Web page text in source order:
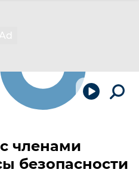
членами
безопасности